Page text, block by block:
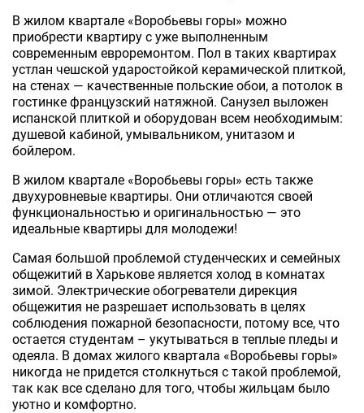
В жилом квартале «Воробьевы горы» можно
приобрести квартиру с уже выполненным
современным евроремонтом. Пол в таких квартирах
устлан чешской ударостойкой керамической плиткой,
на стенах — качественные польские обои, а потолок в
гостинке французский натяжной. Санузел выложен
испанской плиткой и оборудован всем необходимым:
душевой кабиной, умывальником, унитазом и
бойлером.
В жилом квартале «Воробьевы горы» есть также
двухуровневые квартиры. Они отличаются своей
функциональностью и оригинальностью — это
идеальные квартиры для молодежи!
Самая большой проблемой студенческих и семейных
общежитий в Харькове является холод в комнатах
зимой. Электрические обогреватели дирекция
общежития не разрешает использовать в целях
соблюдения пожарной безопасности, потому все, что
остается студентам – укутываться в теплые пледы и
одеяла. В домах жилого квартала «Воробьевы горы»
никогда не придется столкнуться с такой проблемой,
так как все сделано для того, чтобы жильцам было
уютно и комфортно.